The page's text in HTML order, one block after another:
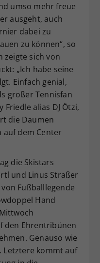
umso mehr freue
ausgeht, auch
dabei zu
zu können“, so
zeigte sich von
„Ich habe seine
Einfach genial,
großer Tennisfan
alias DJ Ötzi,
die Daumen
auf dem Center
die Skistars
und Linus Straßer
Fußballlegende
Hand
den Ehrentribünen
Genauso wie
Letztere kommt auf